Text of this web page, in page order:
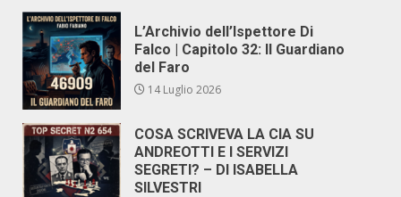
L’Archivio dell’Ispettore Di
Falco | Capitolo 32: Il Guardiano
del Faro
14 Luglio 2026
COSA SCRIVEVA LA CIA SU
ANDREOTTI E I SERVIZI
SEGRETI? – DI ISABELLA
SILVESTRI